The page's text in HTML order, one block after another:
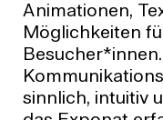
Animationen,
Möglichkeiten
sinnlich, intuitiv